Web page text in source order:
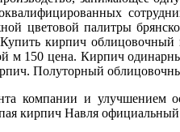
цветовой палитры
кирпич облицовочный
м 150 цена. Кирпич
Полуторный
компании и
кирпич Навля